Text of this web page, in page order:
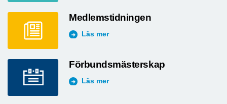
Medlemstidningen
Läs mer
Förbundsmästerskap
Läs mer